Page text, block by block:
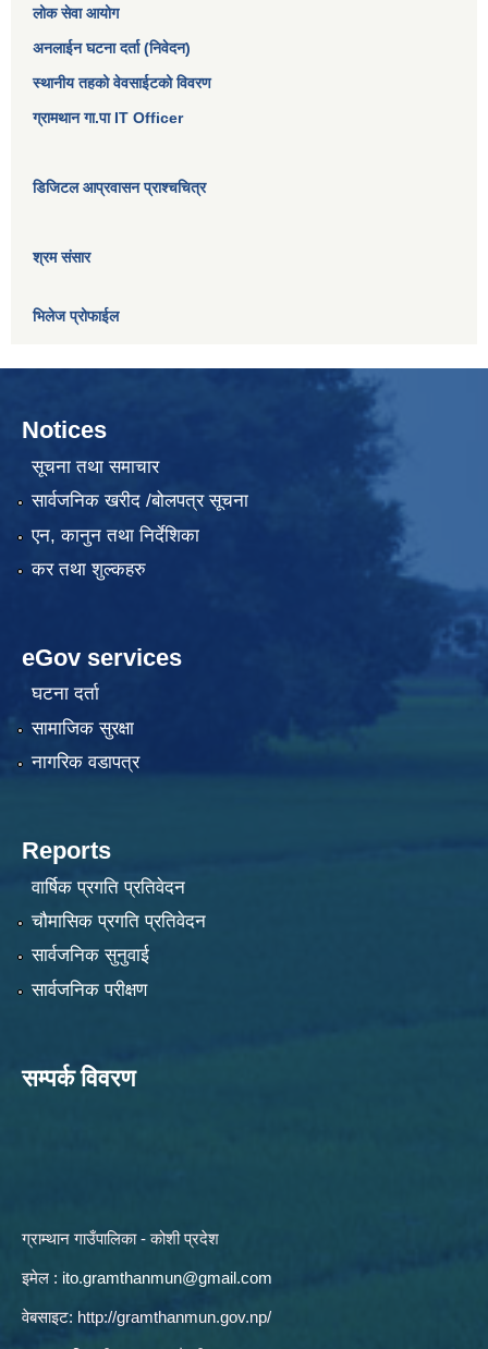
लोक सेवा आयोग
अनलाईन घटना दर्ता (निवेदन)
स्थानीय तहको वेवसाईटको विवरण
ग्रामथान गा.पा IT Officer
डिजिटल आप्रवासन प्राश्चचित्र
श्रम संसार
भिलेज प्रोफाईल
Notices
सूचना तथा समाचार
सार्वजनिक खरीद /बोलपत्र सूचना
एन, कानुन तथा निर्देशिका
कर तथा शुल्कहरु
eGov services
घटना दर्ता
सामाजिक सुरक्षा
नागरिक वडापत्र
Reports
वार्षिक प्रगति प्रतिवेदन
चौमासिक प्रगति प्रतिवेदन
सार्वजनिक सुनुवाई
सार्वजनिक परीक्षण
सम्पर्क विवरण
ग्राम्थान गाउँपालिका - कोशी प्रदेश
इमेल : ito.gramthanmun@gmail.com
वेबसाइट: http://gramthanmun.gov.np/